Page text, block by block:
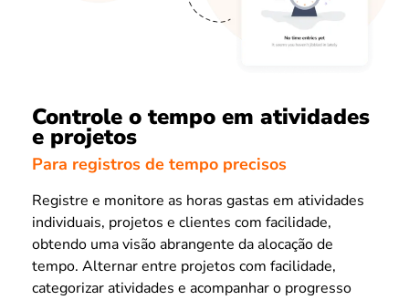
Controle o tempo em atividades
e projetos
Para registros de tempo precisos
Registre e monitore as horas gastas em atividades
individuais, projetos e clientes com facilidade,
obtendo uma visão abrangente da alocação de
tempo. Alternar entre projetos com facilidade,
categorizar atividades e acompanhar o progresso